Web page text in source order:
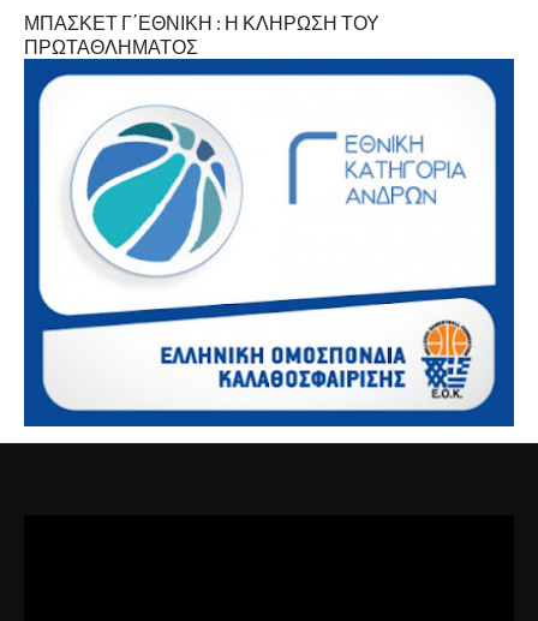
ΜΠΑΣΚΕΤ Γ΄ΕΘΝΙΚΗ : Η ΚΛΗΡΩΣΗ ΤΟΥ
ΠΡΩΤΑΘΛΗΜΑΤΟΣ